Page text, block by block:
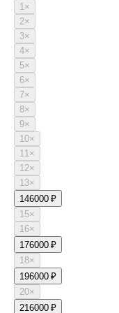
1×
2×
3×
4×
5×
6×
7×
8×
9×
10×
11×
12×
13×
146000 ₽
15×
16×
176000 ₽
18×
196000 ₽
20×
216000 ₽